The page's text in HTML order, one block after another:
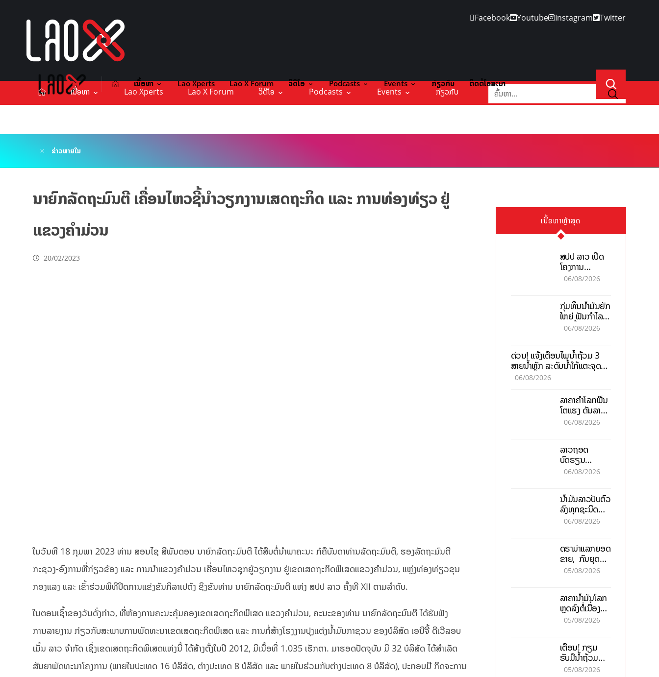
Facebook Youtube Instagram Twitter
ເນື້ອຫາ Lao Xperts Lao X Forum ວິດີໂອ Podcasts Events
ກ່ຽວກັບ
ເນື້ອຫາ Lao Xperts Lao X Forum ວິດີໂອ Podcasts Events ກ່ຽວກັບ ຕິດຕໍ່ໂຄສະນາ
ຂ່າວພາຍໃນ
ນາຍົກລັດຖະມົນຕີ ເຄື່ອນໄຫວຊີ້ນຳວຽກງານເສດຖະກິດ ແລະ ການທ່ອງທ່ຽວ ຢູ່
ແຂວງຄໍາມ່ວນ
20/02/2023
ໃນວັນທີ 18 ກຸມພາ 2023 ທ່ານ ສອນໄຊ ສີພັນດອນ ນາຍົກລັດຖະມົນຕີ ໄດ້ສືບຕໍ່ນໍາພາຄະນະ ກໍຄືບັນດາທ່ານລັດຖະມົນຕີ, ຮອງລັດຖະມົນຕີ
ກະຊວງ-ອົງການທີ່ກ່ຽວຂ້ອງ ແລະ ການນຳແຂວງຄຳມ່ວນ ເຄື່ອນໄຫວຊຸກຍູ້ວຽກງານ ຢູ່ເຂດເສດຖະກິດພິເສດແຂວງຄຳມ່ວນ, ແຫຼ່ງທ່ອງທ່ຽວຂຸນ
ກອງແລງ ແລະ ເຂົ້າຮ່ວມພິທີປິດການແຂ່ງຂັນກິລາເປຕັງ ຊິງຂັນທ່ານ ນາຍົກລັດຖະມົນຕີ ແຫ່ງ ສປປ ລາວ ຄັ້ງທີ XII ຕາມລໍາດັບ.
ໃນຕອນເຊົ້າຂອງວັນດັ່ງກ່າວ, ທີ່ຫ້ອງການຄະນະຄຸ້ມຄອງເຂດເສດຖະກິດພິເສດ ແຂວງຄຳມ່ວນ, ຄະນະຂອງທ່ານ ນາຍົກລັດຖະມົນຕີ ໄດ້ຮັບຟັງ
ການລາຍງານ ກ່ຽວກັບສະພາບການພັດທະນາເຂດເສດຖະກິດພິເສດ ແລະ ການກໍ່ສ້າງໂຮງງານປຸງແຕ່ງນໍ້າມັນກາຊວນ ຂອງບໍລິສັດ ເອນີຈີ້ ດີເວີລອບ
ເມັ້ນ ລາວ ຈຳກັດ ເຊິ່ງເຂດເສດຖະກິດພິເສດແຫ່ງນີ້ ໄດ້ສ້າງຕັ້ງໃນປີ 2012, ມີເນື້ອທີ່ 1.035 ເຮັກຕາ. ມາຮອດປັດຈຸບັນ ມີ 32 ບໍລິສັດ ໄດ້ສຳເລັດ
ສັນຍາພັດທະນາໂຄງການ (ພາຍໃນປະເທດ 16 ບໍລິສັດ, ຕ່າງປະເທດ 8 ບໍລິສັດ ແລະ ພາຍໃນຮ່ວມກັບຕ່າງປະເທດ 8 ບໍລິສັດ), ປະກອບມີ ກິດຈະການ
ເນື້ອຫາຫຼ້າສຸດ
ສປປ ລາວ ເປີດ
ໂຄງການ
ALERT-LAO
ລະບາດທົ່ວ
ປະເທດ
06/08/2026
ກຸ່ມທຶນນ້ຳມັນຍັກ
ໃຫຍ່ ຟັນກຳໄລ
93 ຕື້ໂດລາ
ນໍ້າມັນແພງ
06/08/2026
ດ່ວນ! ແຈ້ງເຕືອນໄພນໍ້າຖ້ວມ 3
ສາຍນໍ້າຫຼັກ ລະດັບນໍ້າໃກ້ແຕະຈຸດ
ອັນຕະລາຍ
06/08/2026
ລາຄາຄຳໂລກຟື້ນ
ໂຕແຮງ ດັນລາຄາ
ຄຳໃນລາວທະລຸ
06/08/2026
ລາວຖອດ
ບົດຮຽນ
ຫວຽດນາມ ສ້າງ
ເປົ້າໝາຍ 2035
06/08/2026
ນໍ້າມັນລາວປັບຕົວ
ລົງທຸກຊະນິດ
ຕອບຮັບສັນຍານ
ແຄບຮໍມູສ
06/08/2026
ດຣາມ່າແລກຍອດ
ຂາຍ, ກົນຍຸດ
ການຕະຫຼາດສີ
ໄລຍະຍາວ
05/08/2026
ລາຄານ້ຳມັນໂລກ
ຫຼຸດລົງຕໍ່ເນື່ອງ
ຮັບສັນຍານບວກ
ລາວ
05/08/2026
ເຕືອນ! ກຽມ
ຮັບມືນໍ້າຖ້ວມ
ກະທັນຫັນ-ດິນ
05/08/2026